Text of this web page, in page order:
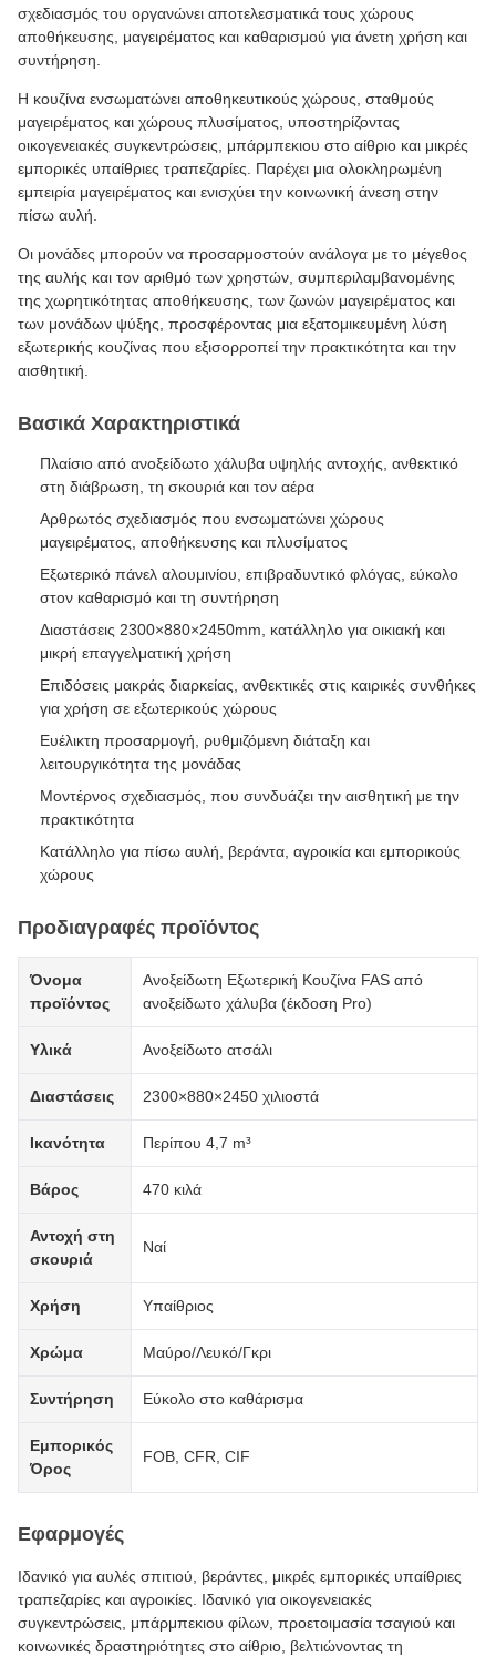
σχεδιασμός του οργανώνει αποτελεσματικά τους χώρους
αποθήκευσης, μαγειρέματος και καθαρισμού για άνετη χρήση και
συντήρηση.
Η κουζίνα ενσωματώνει αποθηκευτικούς χώρους, σταθμούς
μαγειρέματος και χώρους πλυσίματος, υποστηρίζοντας
οικογενειακές συγκεντρώσεις, μπάρμπεκιου στο αίθριο και μικρές
εμπορικές υπαίθριες τραπεζαρίες. Παρέχει μια ολοκληρωμένη
εμπειρία μαγειρέματος και ενισχύει την κοινωνική άνεση στην
πίσω αυλή.
Οι μονάδες μπορούν να προσαρμοστούν ανάλογα με το μέγεθος
της αυλής και τον αριθμό των χρηστών, συμπεριλαμβανομένης
της χωρητικότητας αποθήκευσης, των ζωνών μαγειρέματος και
των μονάδων ψύξης, προσφέροντας μια εξατομικευμένη λύση
εξωτερικής κουζίνας που εξισορροπεί την πρακτικότητα και την
αισθητική.
Βασικά Χαρακτηριστικά
Πλαίσιο από ανοξείδωτο χάλυβα υψηλής αντοχής, ανθεκτικό
στη διάβρωση, τη σκουριά και τον αέρα
Αρθρωτός σχεδιασμός που ενσωματώνει χώρους
μαγειρέματος, αποθήκευσης και πλυσίματος
Εξωτερικό πάνελ αλουμινίου, επιβραδυντικό φλόγας, εύκολο
στον καθαρισμό και τη συντήρηση
Διαστάσεις 2300×880×2450mm, κατάλληλο για οικιακή και
μικρή επαγγελματική χρήση
Επιδόσεις μακράς διαρκείας, ανθεκτικές στις καιρικές συνθήκες
για χρήση σε εξωτερικούς χώρους
Ευέλικτη προσαρμογή, ρυθμιζόμενη διάταξη και
λειτουργικότητα της μονάδας
Μοντέρνος σχεδιασμός, που συνδυάζει την αισθητική με την
πρακτικότητα
Κατάλληλο για πίσω αυλή, βεράντα, αγροικία και εμπορικούς
χώρους
Προδιαγραφές προϊόντος
Όνομα
προϊόντος
Ανοξείδωτη Εξωτερική Κουζίνα FAS από
ανοξείδωτο χάλυβα (έκδοση Pro)
Υλικά Ανοξείδωτο ατσάλι
Διαστάσεις 2300×880×2450 χιλιοστά
Ικανότητα Περίπου 4,7 m³
Βάρος 470 κιλά
Αντοχή στη
σκουριά
Ναί
Χρήση Υπαίθριος
Χρώμα Μαύρο/Λευκό/Γκρι
Συντήρηση Εύκολο στο καθάρισμα
Εμπορικός
Όρος
FOB, CFR, CIF
Εφαρμογές
Ιδανικό για αυλές σπιτιού, βεράντες, μικρές εμπορικές υπαίθριες
τραπεζαρίες και αγροικίες. Ιδανικό για οικογενειακές
συγκεντρώσεις, μπάρμπεκιου φίλων, προετοιμασία τσαγιού και
κοινωνικές δραστηριότητες στο αίθριο, βελτιώνοντας τη